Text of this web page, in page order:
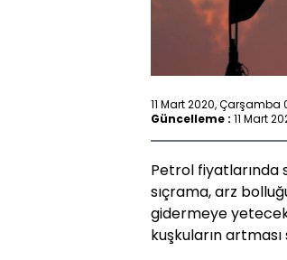
11 Mart 2020, Çarşamba
Güncelleme : 11 Mart
Petrol fiyatlarında
sıçrama, arz
gidermeye
kuşkuların artması